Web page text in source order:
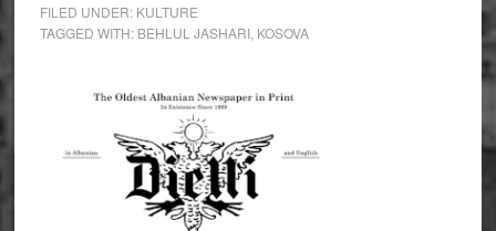
FILED UNDER: KULTURE
TAGGED WITH: BEHLUL JASHARI, KOSOVA